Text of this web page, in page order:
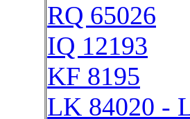
RQ 65026
IQ 12193
KF 8195
LK 84020 -